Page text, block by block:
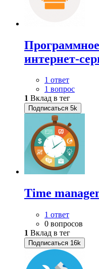
интернет-
1 ответ
1 вопрос
1 Вклад в тег
Подписаться 5k
Time
1 ответ
0 вопросов
1 Вклад в тег
Подписаться 16k